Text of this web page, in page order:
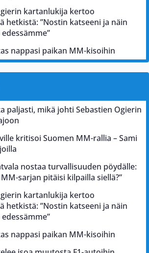
kartanlukija kertoo
hetkistä: ”Nostin katseeni ja näin
nappasi paikan MM-kisoihin
paljasti, mikä johti Sebastien Ogierin
kritisoi Suomen MM-rallia – Sami
nostaa turvallisuuden pöydälle:
sarjan pitäisi kilpailla siellä?”
kartanlukija kertoo
hetkistä: ”Nostin katseeni ja näin
nappasi paikan MM-kisoihin